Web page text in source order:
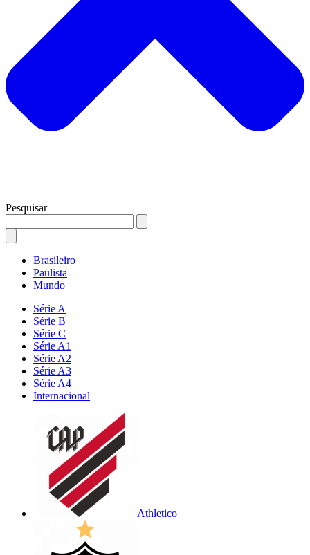
Pesquisar
Brasileiro
Paulista
Mundo
Série A
Série B
Série C
Série A1
Série A2
Série A3
Série A4
Internacional
Athletico